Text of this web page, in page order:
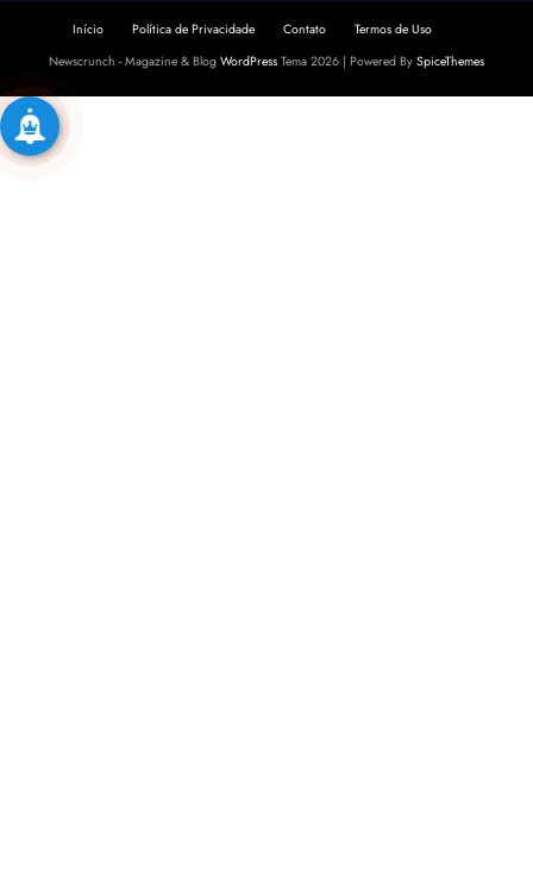
Início Política de Privacidade Contato
Termos de Uso
Newscrunch - Magazine & Blog WordPress Tema 2026 | Powered By SpiceThemes